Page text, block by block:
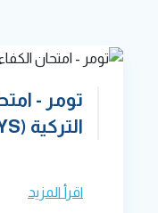
تومر -
التركية (TYS)
اقرأ المزيد